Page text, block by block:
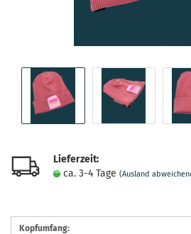
Lieferzeit:
ca. 3-4 Tage (Ausland
Kopfumfang: